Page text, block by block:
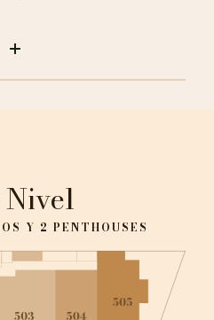
Y 2 PENTHOUSES